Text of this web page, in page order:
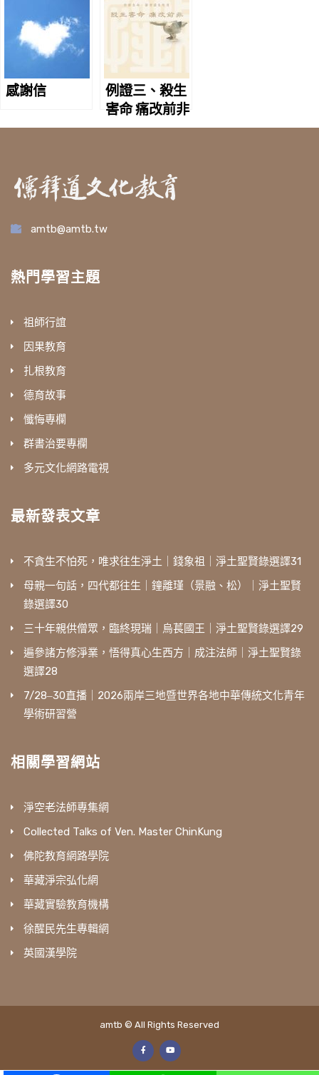
感謝信
例證三、殺生
害命 痛改前非
amtb@amtb.tw
熱門學習主題
祖師行誼
因果教育
扎根教育
德育故事
懺悔專欄
群書治要專欄
多元文化網路電視
最新發表文章
不貪生不怕死，唯求往生淨土｜錢象祖｜淨土聖賢錄選譯31
母親一句話，四代都往生｜鐘離瑾（景融、松）｜淨土聖賢
錄選譯30
三十年親供僧眾，臨終現瑞｜烏萇國王｜淨土聖賢錄選譯29
遍參諸方修淨業，悟得真心生西方｜成注法師｜淨土聖賢錄
選譯28
7/28‒30直播｜2026兩岸三地暨世界各地中華傳統文化青年
學術研習營
相關學習網站
淨空老法師專集網
Collected Talks of Ven. Master ChinKung
佛陀教育網路學院
華藏淨宗弘化網
華藏實驗教育機構
徐醒民先生專輯網
英國漢學院
amtb © All Rights Reserved